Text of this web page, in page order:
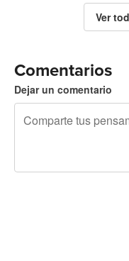
Ver
Comentarios
Dejar un comentario